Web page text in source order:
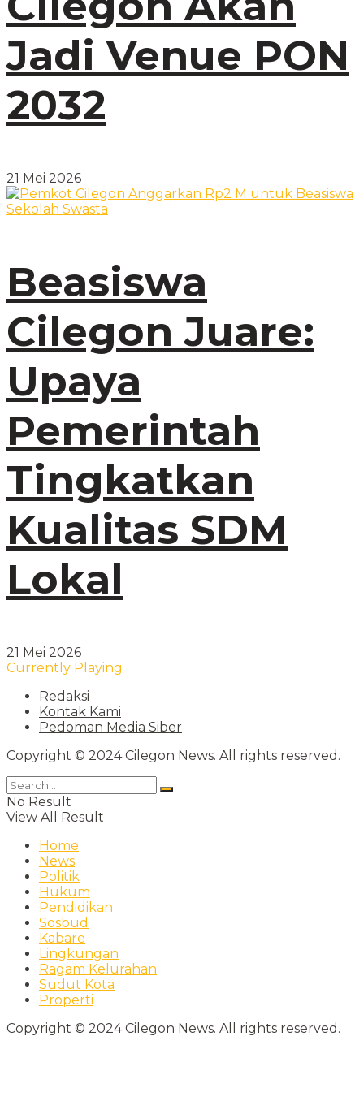
Jadi Venue PON
2032
21 Mei 2026
Beasiswa
Cilegon Juare:
Upaya
Pemerintah
Tingkatkan
Kualitas SDM
Lokal
21 Mei 2026
Currently Playing
Redaksi
Kontak Kami
Pedoman Media Siber
Copyright © 2024 Cilegon News. All rights reserved.
No Result
View All Result
Home
News
Politik
Hukum
Pendidikan
Sosbud
Kabare
Lingkungan
Ragam Kelurahan
Sudut Kota
Properti
Copyright © 2024 Cilegon News. All rights reserved.